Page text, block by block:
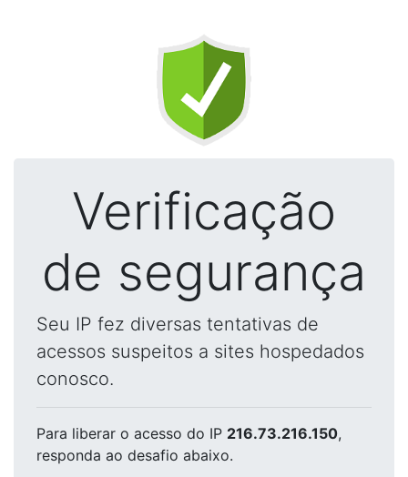
Verificação
de segurança
Seu IP fez diversas tentativas de
acessos suspeitos a sites hospedados
conosco.
Para liberar o acesso do IP 216.73.216.150,
responda ao desafio abaixo.